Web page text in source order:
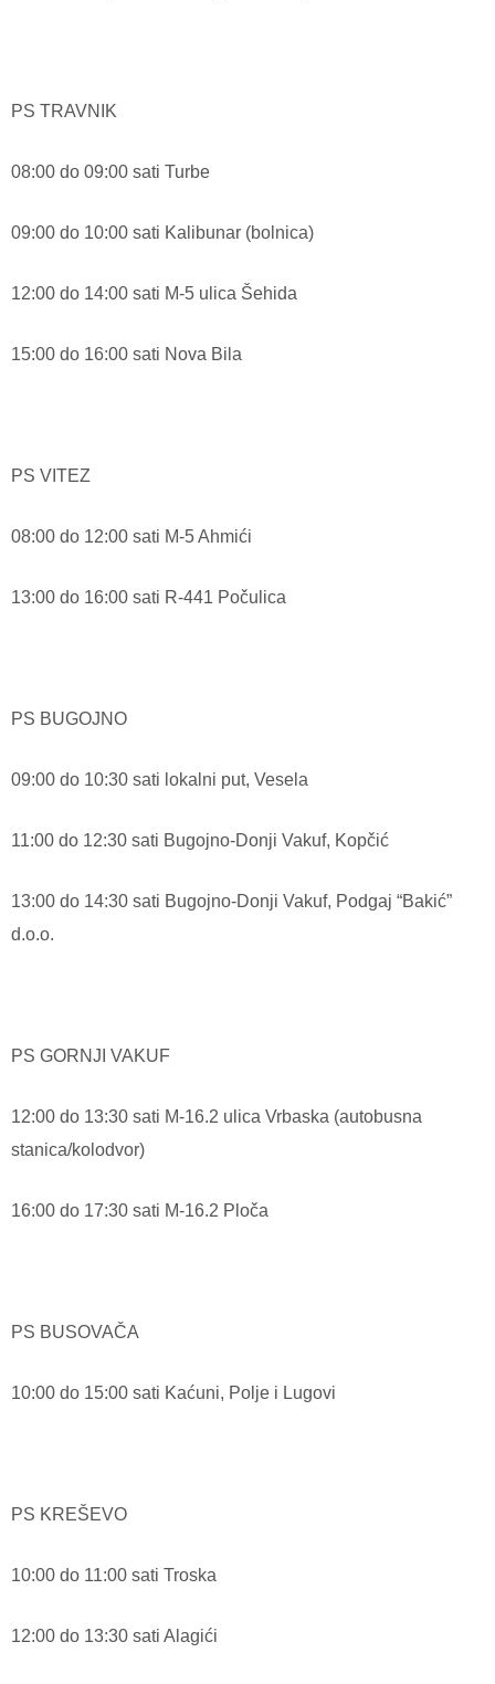
PS TRAVNIK
08:00 do 09:00 sati Turbe
09:00 do 10:00 sati Kalibunar (bolnica)
12:00 do 14:00 sati M-5 ulica Šehida
15:00 do 16:00 sati Nova Bila
PS VITEZ
08:00 do 12:00 sati M-5 Ahmići
13:00 do 16:00 sati R-441 Počulica
PS BUGOJNO
09:00 do 10:30 sati lokalni put, Vesela
11:00 do 12:30 sati Bugojno-Donji Vakuf, Kopčić
13:00 do 14:30 sati Bugojno-Donji Vakuf, Podgaj “Bakić”
d.o.o.
PS GORNJI VAKUF
12:00 do 13:30 sati M-16.2 ulica Vrbaska (autobusna
stanica/kolodvor)
16:00 do 17:30 sati M-16.2 Ploča
PS BUSOVAČA
10:00 do 15:00 sati Kaćuni, Polje i Lugovi
PS KREŠEVO
10:00 do 11:00 sati Troska
12:00 do 13:30 sati Alagići